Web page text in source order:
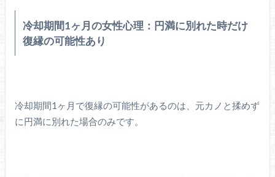
冷却期間1ヶ月の女性心理：円満に別れた時だけ
復縁の可能性あり
冷却期間1ヶ月で復縁の可能性があるのは、元カノと揉めず
に円満に別れた場合のみです。